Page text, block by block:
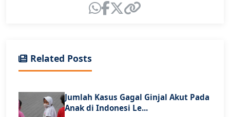
Related Posts
Jumlah Kasus Gagal Ginjal Akut Pada
Anak di Indonesi Le...